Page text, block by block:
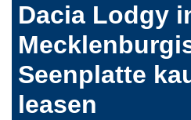
Dacia Lodgy
Seenplatte
leasen